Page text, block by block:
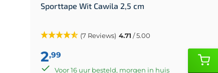
Sporttape Wit Cawila 2,5 cm
(7 Reviews) 4.71 / 5.00
2,99
Voor 16 uur besteld, morgen in huis